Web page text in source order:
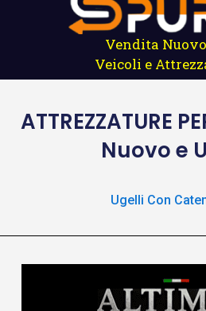
Vendita
Veicoli e
ATTREZZATURE
Nuovo e
Ugelli Con